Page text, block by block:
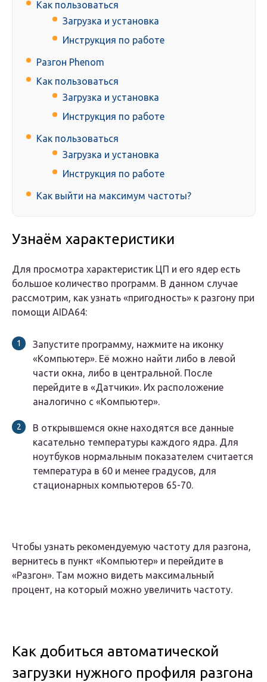
Как пользоваться
Загрузка и установка
Инструкция по работе
Разгон Phenom
Как пользоваться
Загрузка и установка
Инструкция по работе
Как пользоваться
Загрузка и установка
Инструкция по работе
Как выйти на максимум частоты?
Узнаём характеристики
Для просмотра характеристик ЦП и его ядер есть
большое количество программ. В данном случае
рассмотрим, как узнать «пригодность» к разгону при
помощи AIDA64:
Запустите программу, нажмите на иконку
«Компьютер». Её можно найти либо в левой
части окна, либо в центральной. После
перейдите в «Датчики». Их расположение
аналогично с «Компьютер».
В открывшемся окне находятся все данные
касательно температуры каждого ядра. Для
ноутбуков нормальным показателем считается
температура в 60 и менее градусов, для
стационарных компьютеров 65-70.
Чтобы узнать рекомендуемую частоту для разгона,
вернитесь в пункт «Компьютер» и перейдите в
«Разгон». Там можно видеть максимальный
процент, на который можно увеличить частоту.
Как добиться автоматической
загрузки нужного профиля разгона